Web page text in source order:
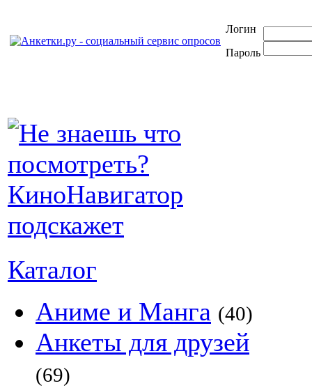
Логин
Пароль
Каталог
Аниме и Манга (40)
Анкеты для друзей
(69)